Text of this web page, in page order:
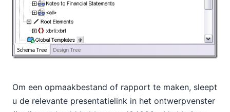
Om een opmaakbestand of rapport te maken, sleept
u de relevante presentatielink in het ontwerpvenster